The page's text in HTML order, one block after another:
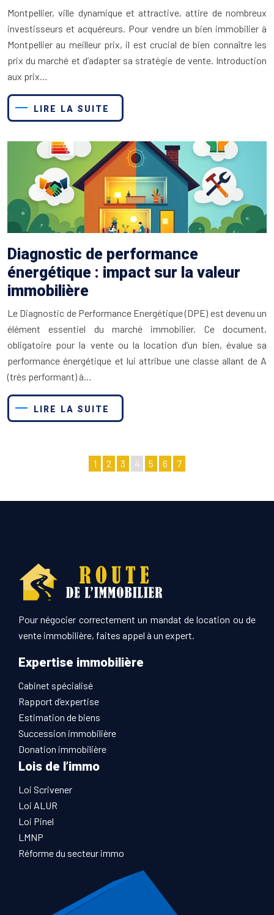
Montpellier, ville dynamique et attractive, attire de nombreux
investisseurs et acquéreurs. Pour vendre un bien immobilier à
Montpellier au meilleur prix, il est crucial de bien connaître les
prix du marché et d’adapter sa stratégie de vente. Introduction
aux prix…
LIRE LA SUITE
Diagnostic de performance
énergétique : impact sur la valeur
immobilière
Le Diagnostic de Performance Energétique (DPE) est devenu un
élément essentiel du marché immobilier. Ce document,
obligatoire pour la vente ou la location d’un bien, évalue sa
performance énergétique et lui attribue une classe allant de A
(très performant) à…
LIRE LA SUITE
1 2 3 4 5 6 7
Pour négocier correctement un mandat de location ou de
vente immobilière, faites appel à un expert.
Expertise immobilière
Cabinet spécialisé
Rapport d’expertise
Estimation de biens
Succession immobilière
Donation immobilière
Lois de l’immo
Loi Scrivener
Loi ALUR
Loi Pinel
LMNP
Réforme du secteur immo